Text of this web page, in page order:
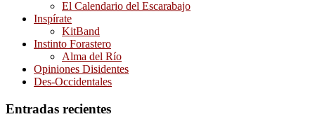
El Calendario del Escarabajo
Inspírate
KitBand
Instinto Forastero
Alma del Río
Opiniones Disidentes
Des-Occidentales
Entradas recientes